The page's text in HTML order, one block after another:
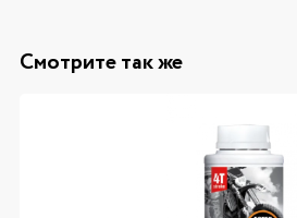
Смотрите так же